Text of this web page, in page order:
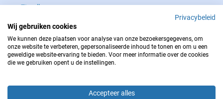
Zie alle →
NEEM IN GEVAL VAN NOOD CONTACT OP MET : 112
Privacybeleid
Wij gebruiken cookies
We kunnen deze plaatsen voor analyse van onze bezoekersgegevens, om
onze website te verbeteren, gepersonaliseerde inhoud te tonen en om u een
geweldige website-ervaring te bieden. Voor meer informatie over de cookies
die we gebruiken opent u de instellingen.
Accepteer alles